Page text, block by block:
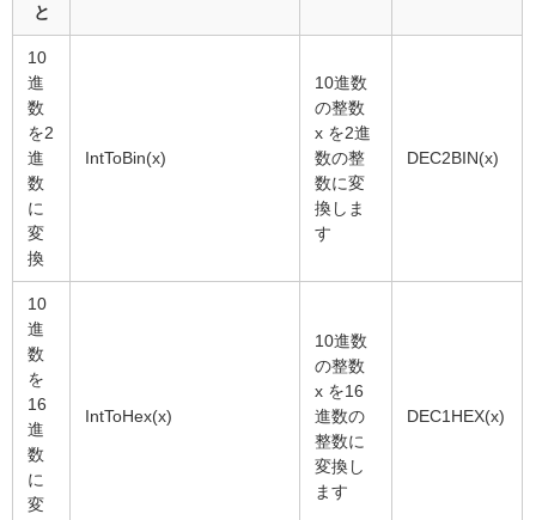
と
10
進
数
を2
進
数
に
変
換
IntToBin(x)
10進数
の整数
x を2進
数の整
数に変
換しま
す
DEC2BIN(x)
10
進
数
を
16
進
数
に
変
IntToHex(x)
10進数
の整数
x を16
進数の
整数に
変換し
ます
DEC1HEX(x)